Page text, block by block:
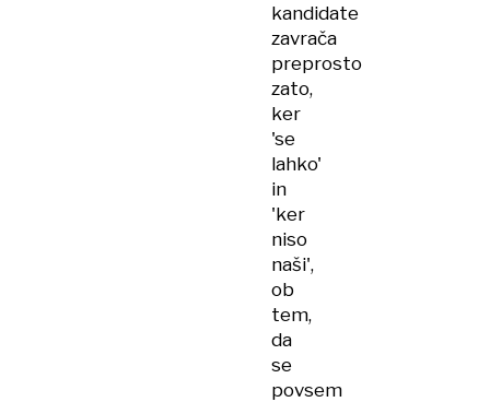
kandidate
zavrača
preprosto
zato,
ker
'se
lahko'
in
'ker
niso
naši',
ob
tem,
da
se
povsem